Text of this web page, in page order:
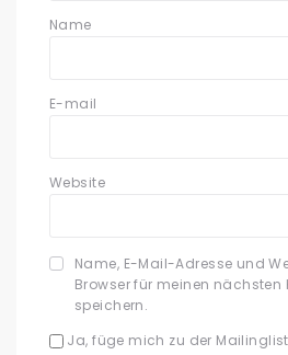
Name
E-mail
Website
Name, E-Mail-Adresse und
Browser für meinen nächsten
speichern.
Ja, füge mich zu der